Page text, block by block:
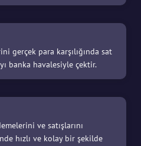
gerçek para karşılığında sat
banka havalesiyle çektir.
ve satışlarını
hızlı ve kolay bir şekilde